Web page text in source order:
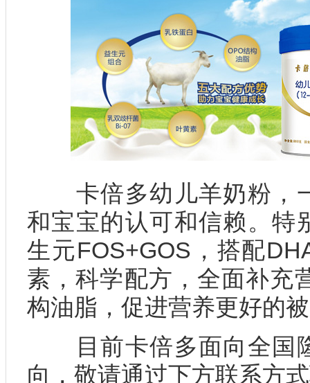
卡倍多幼儿羊奶粉，
和宝宝的认可和信赖。特
生元FOS+GOS，搭配
素，科学配方，全面补充
构油脂，促进营养更好的
目前卡倍多面向全国
向，敬请通过下方联系方